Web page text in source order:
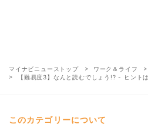
マイナビニューストップ ワーク＆ライフ
【難易度3】なんと読むでしょう!? - ヒント
このカテゴリーについて